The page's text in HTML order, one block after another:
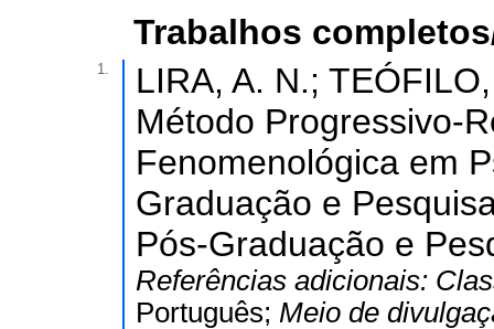
Trabalhos
1.
LIRA, A. N.;
Método Progressivo-
Fenomenológica em
Graduação e
Pós-Graduação e
Referências adicionais:
Português; Meio de